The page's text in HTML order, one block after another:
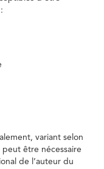
variant selon
peut être nécessaire
de l’auteur du